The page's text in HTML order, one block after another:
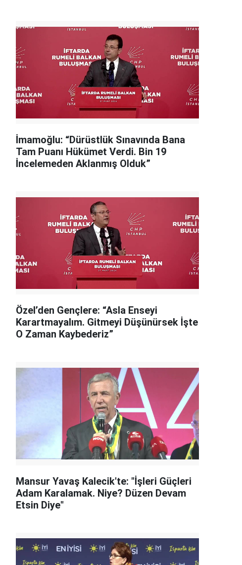
İmamoğlu: “Dürüstlük Sınavında Bana
Tam Puanı Hükümet Verdi. Bin 19
İncelemeden Aklanmış Olduk”
Özel’den Gençlere: “Asla Enseyi
Karartmayalım. Gitmeyi Düşünürsek İşte
O Zaman Kaybederiz”
Mansur Yavaş Kalecik'te: "İşleri Güçleri
Adam Karalamak. Niye? Düzen Devam
Etsin Diye"